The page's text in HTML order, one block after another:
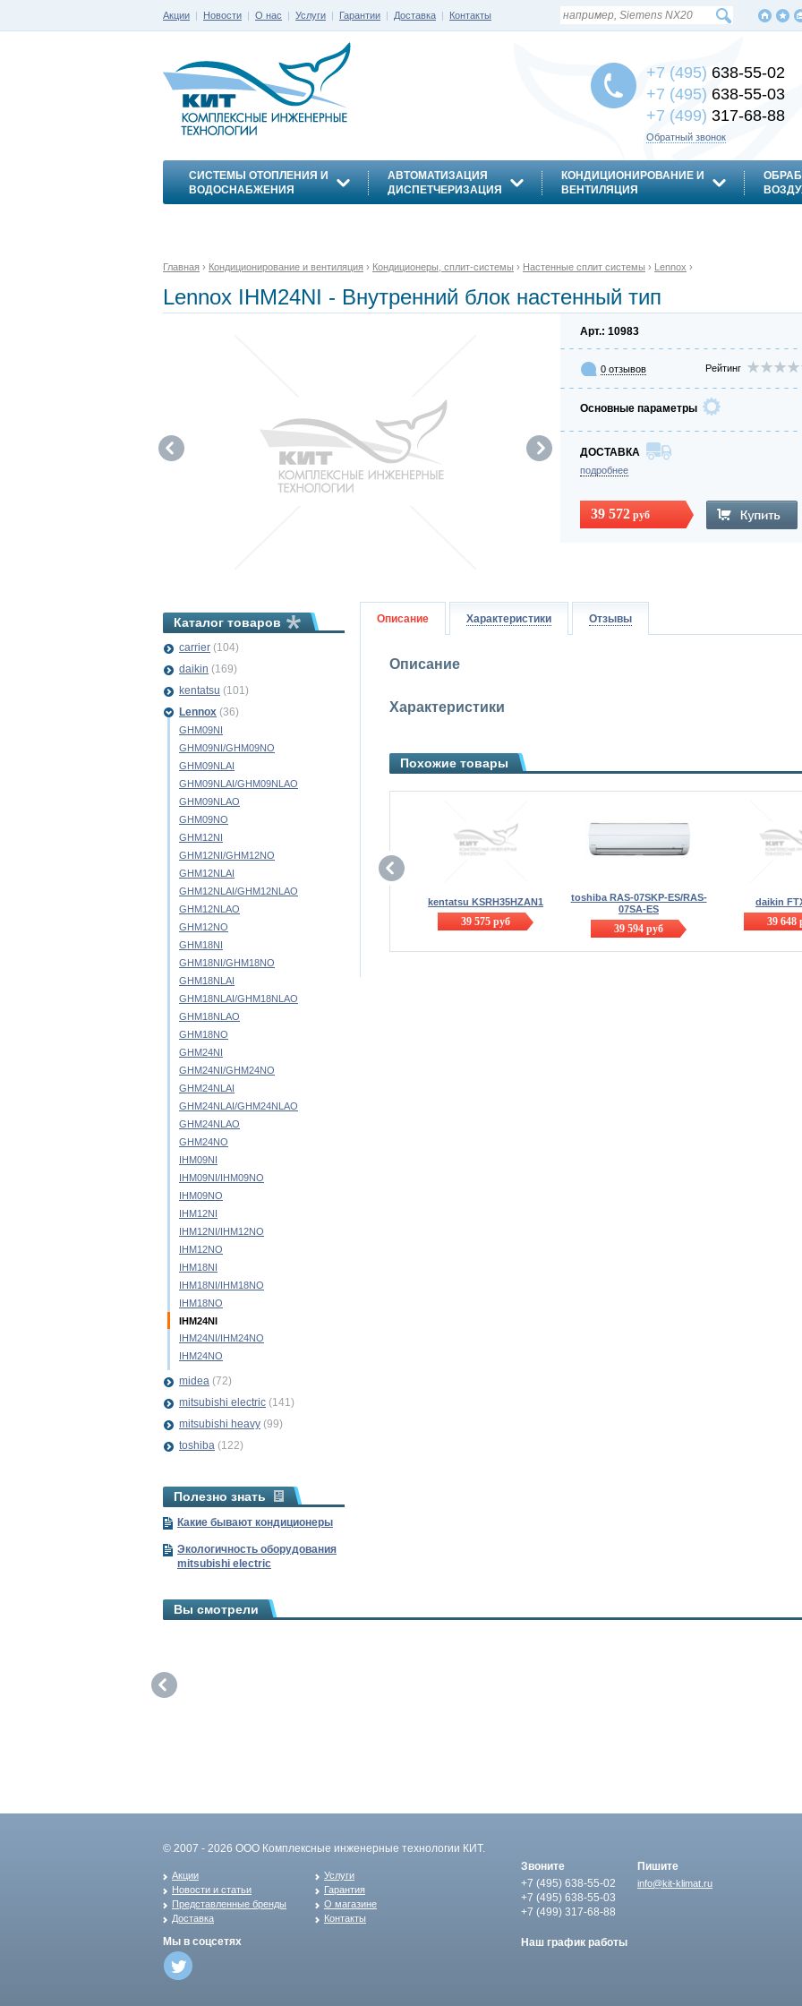
Акции | Новости | О нас | Услуги | Гарантии | Доставка | Контакты
+7 (495) 638-55-02
+7 (495) 638-55-03
+7 (499) 317-68-88
Обратный звонок
СИСТЕМЫ ОТОПЛЕНИЯ И
ВОДОСНАБЖЕНИЯ
АВТОМАТИЗАЦИЯ
ДИСПЕТЧЕРИЗАЦИЯ
КОНДИЦИОНИРОВАНИЕ И
ВЕНТИЛЯЦИЯ
Главная › Кондиционирование и вентиляция › Кондиционеры, сплит-системы › Настенные сплит системы › Lennox ›
Lennox IHM24NI - Внутренний блок настенный тип
Арт.: 10983
0 отзывов Рейтинг
Основные параметры
ДОСТАВКА
подробнее
39 572 руб
Описание Характеристики Отзывы
Описание
Характеристики
Похожие товары
kentatsu KSRH35HZAN1
39 575 руб
toshiba RAS-07SKP-ES/RAS-
07SA-ES
39 594 руб
daikin
39 648
Каталог товаров
carrier (104)
daikin (169)
kentatsu (101)
Lennox (36)
GHM09NI
GHM09NI/GHM09NO
GHM09NLAI
GHM09NLAI/GHM09NLAO
GHM09NLAO
GHM09NO
GHM12NI
GHM12NI/GHM12NO
GHM12NLAI
GHM12NLAI/GHM12NLAO
GHM12NLAO
GHM12NO
GHM18NI
GHM18NI/GHM18NO
GHM18NLAI
GHM18NLAI/GHM18NLAO
GHM18NLAO
GHM18NO
GHM24NI
GHM24NI/GHM24NO
GHM24NLAI
GHM24NLAI/GHM24NLAO
GHM24NLAO
GHM24NO
IHM09NI
IHM09NI/IHM09NO
IHM09NO
IHM12NI
IHM12NI/IHM12NO
IHM12NO
IHM18NI
IHM18NI/IHM18NO
IHM18NO
IHM24NI
IHM24NI/IHM24NO
IHM24NO
midea (72)
mitsubishi electric (141)
mitsubishi heavy (99)
toshiba (122)
Полезно знать
Какие бывают кондиционеры
Экологичность оборудования
mitsubishi electric
Вы смотрели
© 2007 - 2026 ООО Комплексные инженерные технологии КИТ.
Акции
Новости и статьи
Представленные бренды
Доставка
Услуги
Гарантия
О магазине
Контакты
Мы в соцсетях
Звоните
+7 (495) 638-55-02
+7 (495) 638-55-03
+7 (499) 317-68-88
Пишите
info@kit-klimat.ru
Наш график работы